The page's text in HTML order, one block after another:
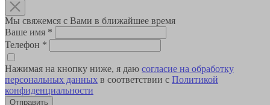
Мы свяжемся с Вами в ближайшее время
Ваше имя *
Телефон *
Нажимая на кнопку ниже, я даю согласие на обработку
персональных данных в соответствии с Политикой
конфиденциальности